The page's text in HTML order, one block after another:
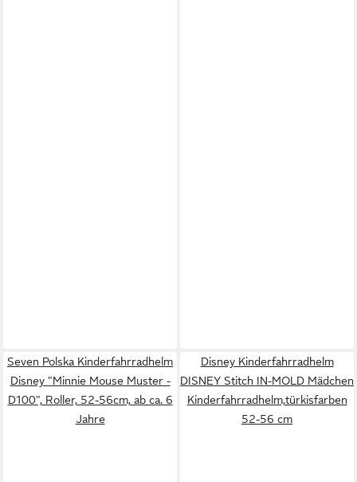
Seven Polska Kinderfahrradhelm
Disney "Minnie Mouse Muster -
D100", Roller, 52-56cm, ab ca. 6
Jahre
Disney Kinderfahrradhelm
DISNEY Stitch IN-MOLD Mädchen
Kinderfahrradhelm,türkisfarben
52-56 cm